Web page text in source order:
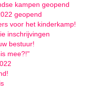
kampen geopend
geopend
voor het kinderkamp!
inschrijvingen
bestuur!
mee?!"